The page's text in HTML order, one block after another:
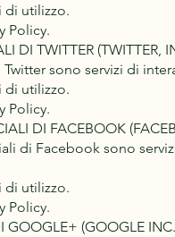
di utilizzo.
Policy.
DI TWITTER (TWITTER,
sono servizi di
di utilizzo.
Policy.
DI FACEBOOK
di Facebook sono
di utilizzo.
Policy.
GOOGLE+ (GOOGLE